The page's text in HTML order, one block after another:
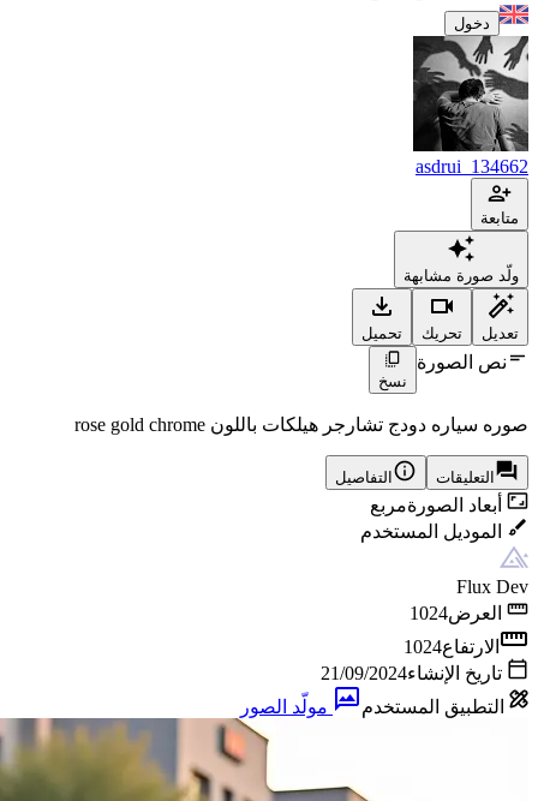
دخول
asdrui_134662
متابعة
ولّد صورة مشابهة
تعديل تحريك تحميل
نص الصورة
نسخ
صوره سياره دودج تشارجر هيلكات باللون rose gold chrome
التعليقات التفاصيل
أبعاد الصورةمربع
الموديل المستخدم
Flux Dev
العرض1024
الارتفاع1024
تاريخ الإنشاء21/09/2024
التطبيق المستخدم
مولّد الصور